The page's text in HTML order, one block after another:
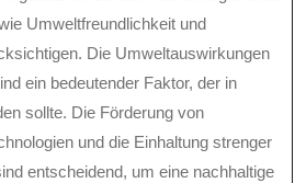
Umweltfreundlichkeit und
Die Umweltauswirkungen
ein bedeutender Faktor, der in
sollte. Die Förderung von
und die Einhaltung strenger
entscheidend, um eine nachhaltige